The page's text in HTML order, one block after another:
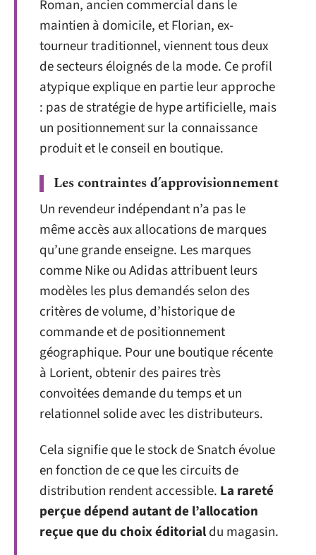
Roman, ancien commercial dans le
maintien à domicile, et Florian, ex-
tourneur traditionnel, viennent tous deux
de secteurs éloignés de la mode. Ce profil
atypique explique en partie leur approche
: pas de stratégie de hype artificielle, mais
un positionnement sur la connaissance
produit et le conseil en boutique.
Les contraintes d’approvisionnement
Un revendeur indépendant n’a pas le
même accès aux allocations de marques
qu’une grande enseigne. Les marques
comme Nike ou Adidas attribuent leurs
modèles les plus demandés selon des
critères de volume, d’historique de
commande et de positionnement
géographique. Pour une boutique récente
à Lorient, obtenir des paires très
convoitées demande du temps et un
relationnel solide avec les distributeurs.
Cela signifie que le stock de Snatch évolue
en fonction de ce que les circuits de
distribution rendent accessible. La rareté
perçue dépend autant de l’allocation
reçue que du choix éditorialdu magasin.